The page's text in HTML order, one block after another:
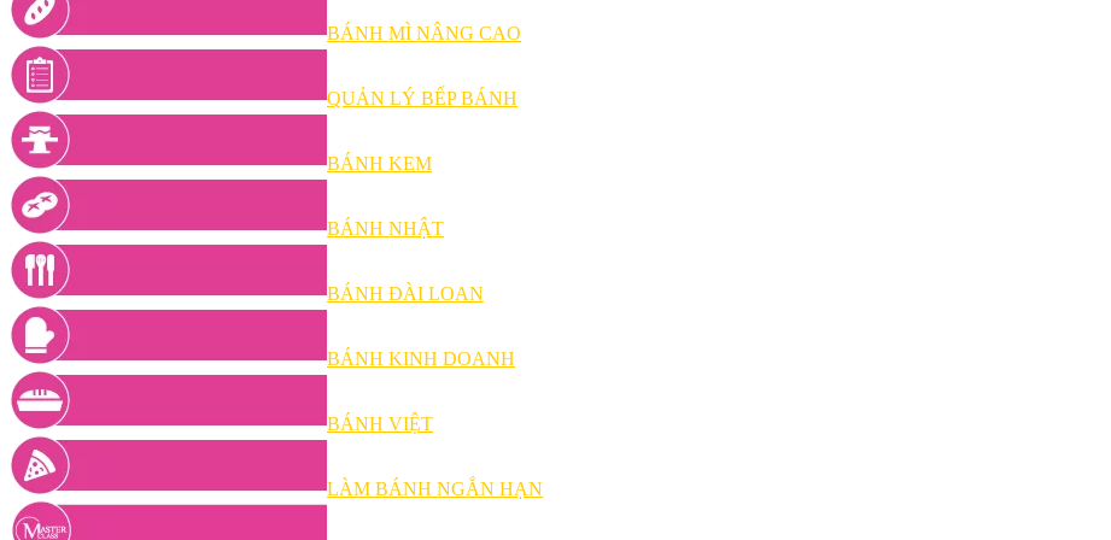
BÁNH MÌ NÂNG CAO
QUẢN LÝ BẾP BÁNH
BÁNH KEM
BÁNH NHẬT
BÁNH ĐÀI LOAN
BÁNH KINH DOANH
BÁNH VIỆT
LÀM BÁNH NGẮN HẠN